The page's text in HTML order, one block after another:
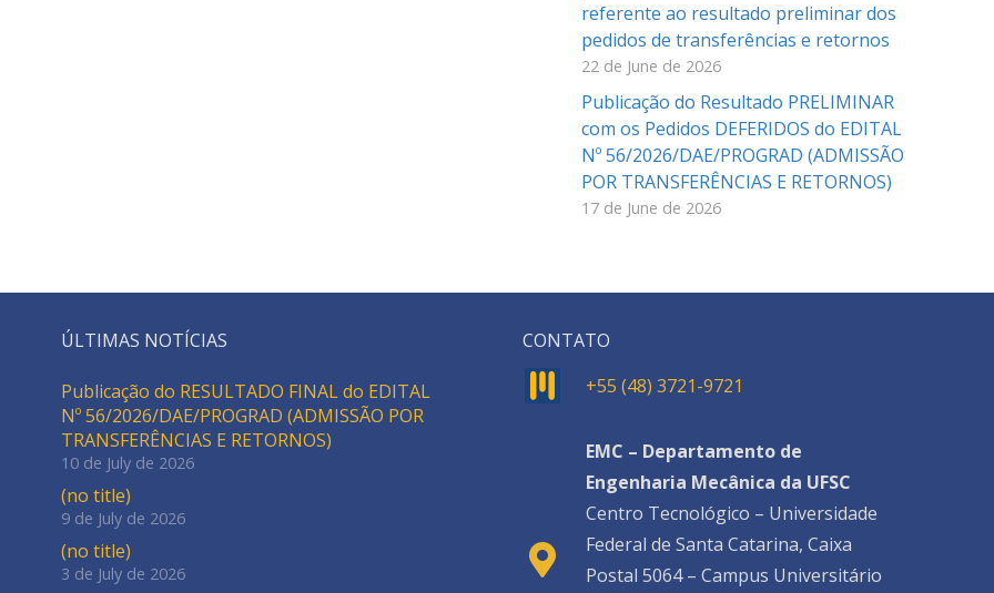
referente ao resultado preliminar dos
pedidos de transferências e retornos
22 de June de 2026
Publicação do Resultado PRELIMINAR
com os Pedidos DEFERIDOS do EDITAL
Nº 56/2026/DAE/PROGRAD (ADMISSÃO
POR TRANSFERÊNCIAS E RETORNOS)
17 de June de 2026
ÚLTIMAS NOTÍCIAS
Publicação do RESULTADO FINAL do EDITAL
Nº 56/2026/DAE/PROGRAD (ADMISSÃO POR
TRANSFERÊNCIAS E RETORNOS)
10 de July de 2026
(no title)
9 de July de 2026
(no title)
3 de July de 2026
CONTATO
+55 (48) 3721-9721
EMC – Departamento de
Engenharia Mecânica da UFSC
Centro Tecnológico – Universidade
Federal de Santa Catarina, Caixa
Postal 5064 – Campus Universitário